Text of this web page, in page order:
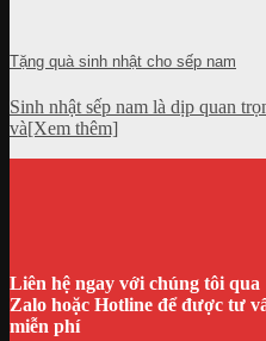
Tặng quà sinh nhật cho sếp nam
Sinh nhật sếp nam là dịp quan
và[Xem thêm]
Liên hệ ngay với chúng tôi qua
Zalo hoặc Hotline để được tư
miễn phí